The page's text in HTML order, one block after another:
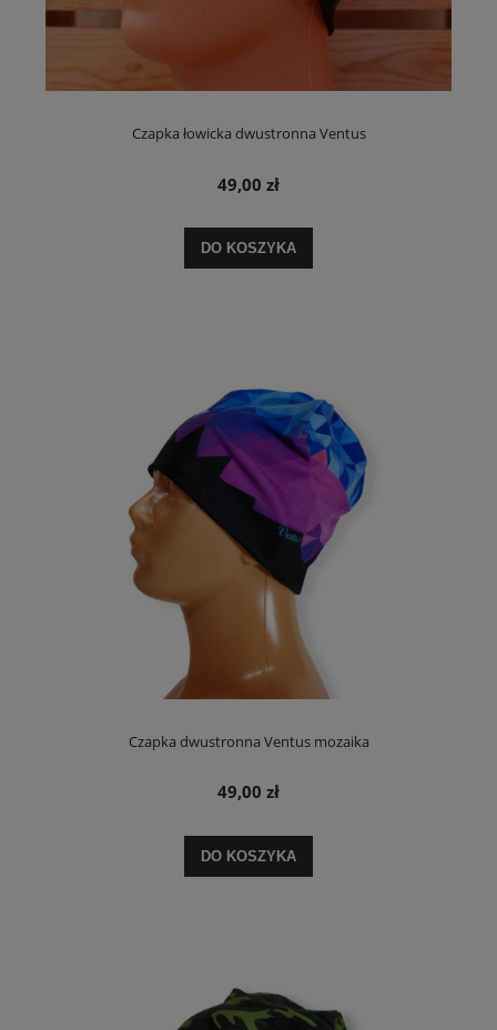
Czapka łowicka dwustronna Ventus
49,00 zł
DO KOSZYKA
Czapka dwustronna Ventus mozaika
49,00 zł
DO KOSZYKA